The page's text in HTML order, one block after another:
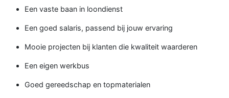
Een vaste baan in loondienst
Een goed salaris, passend bij jouw ervaring
Mooie projecten bij klanten die kwaliteit waarderen
Een eigen werkbus
Goed gereedschap en topmaterialen